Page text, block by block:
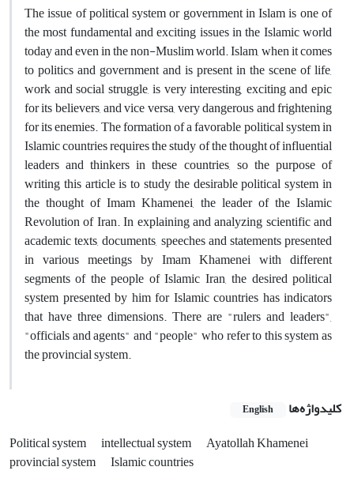
The issue of political system or government in Islam is one of
the most fundamental and exciting issues in the Islamic world
today and even in the non-Muslim world. Islam, when it comes
to politics and government and is present in the scene of life,
work and social struggle, is very interesting, exciting and epic
for its believers, and vice versa, very dangerous and frightening
for its enemies. The formation of a favorable political system in
Islamic countries requires the study of the thought of influential
leaders and thinkers in these countries, so the purpose of
writing this article is to study the desirable political system in
the thought of Imam Khamenei, the leader of the Islamic
Revolution of Iran. In explaining and analyzing scientific and
academic texts, documents, speeches and statements presented
in various meetings by Imam Khamenei with different
segments of the people of Islamic Iran, the desired political
system presented by him for Islamic countries has indicators
that have three dimensions. There are "rulers and leaders",
"officials and agents" and "people" who refer to this system as
the provincial system.
کلیدواژه‌ها English
Political system intellectual system
Ayatollah Khamenei
provincial system
Islamic countries